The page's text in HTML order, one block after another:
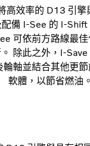
高效率的 D13 引擎
備 I-See 的 I-Shift
可依前方路線最
除此之外，I-Save
輪軸並結合其他更
軟體，以節省燃油。